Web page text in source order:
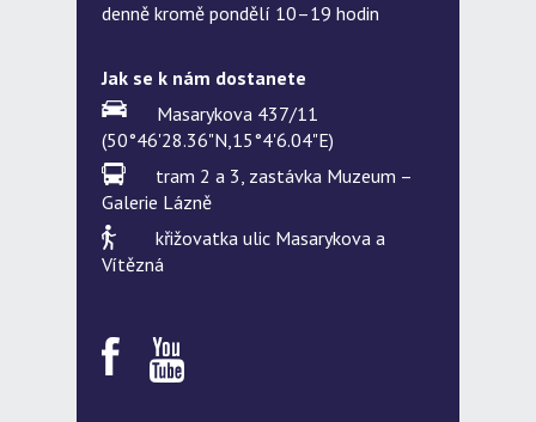
denně kromě pondělí 10–19 hodin
Jak se k nám dostanete
Masarykova 437/11
(50°46'28.36"N,15°4'6.04"E)
tram 2 a 3, zastávka Muzeum –
Galerie Lázně
křižovatka ulic Masarykova a
Vítězná